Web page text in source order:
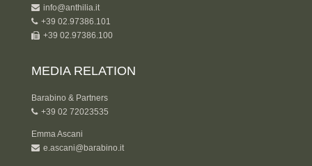
info@anthilia.it
+39 02.97386.101
+39 02.97386.100
MEDIA RELATION
Barabino & Partners
+39 02 72023535
Emma Ascani
e.ascani@barabino.it